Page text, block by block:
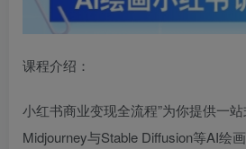
课程介绍：
小红书商业变现全流程”为你提供一
Midjourney与Stable Diffusion等AI绘